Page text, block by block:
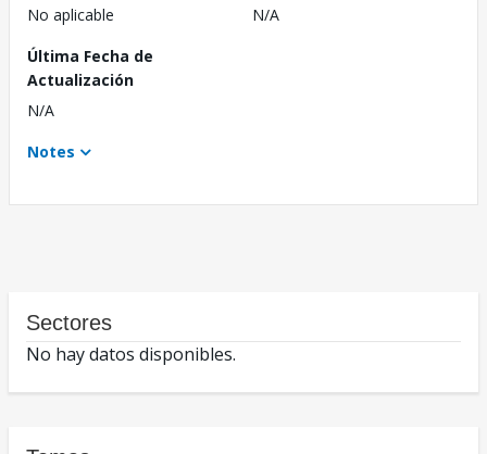
No aplicable
N/A
Última Fecha de
Actualización
N/A
Notes
Sectores
No hay datos disponibles.